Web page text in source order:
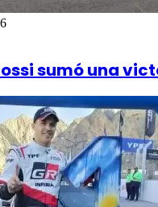
sumó una